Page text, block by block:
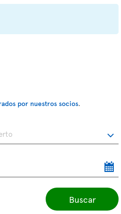
por nuestros socios.
Buscar